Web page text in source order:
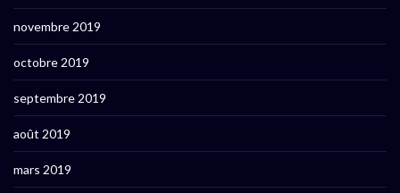
novembre 2019
octobre 2019
septembre 2019
août 2019
mars 2019